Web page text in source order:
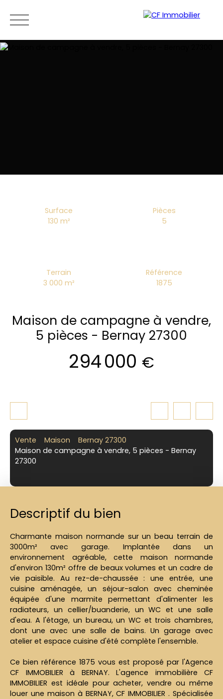
Surface
130 m²
Pièces
5
Terrain
3 000 m²
Référence
1875
Maison de campagne à vendre,
5 pièces - Bernay 27300
294 000 €
Vente Maison
Bernay 27300
Maison de campagne à vendre, 5 pièces - Bernay
27300
Descriptif du bien
Charmante maison normande sur un beau terrain de
3000m² avec garage. Implantée dans un
environnement agréable, cette maison normande
d'environ 130m² offre de beaux volumes et un cadre de
vie paisible. Au rez-de-chaussée : une entrée, une
cuisine aménagée, un séjour-salon avec cheminée
équipée d'une marmite permettant d'alimenter les
radiateurs, un cellier/buanderie, un WC et une salle
d'eau. A l'étage, un bureau, un WC et trois chambres,
dont une avec une salle de bains. Un garage avec
atelier et espace cuisine d'été complète l'ensemble.
Ce bien référence 1875 vous est proposé par l'Agence
CF IMMOBILIER à BERNAY. L'agence immobilière CF
IMMOBILIER est idéale pour acheter, vendre ou même
louer une maison à BERNAY, CF IMMOBILIER . Spécialisée